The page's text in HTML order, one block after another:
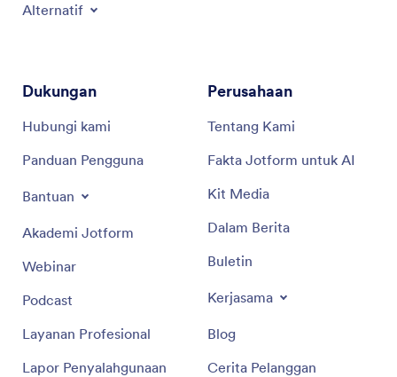
Alternatif
Dukungan
Hubungi kami
Panduan Pengguna
Bantuan
Akademi Jotform
Webinar
Podcast
Layanan Profesional
Lapor Penyalahgunaan
Perusahaan
Tentang Kami
Fakta Jotform untuk AI
Kit Media
Dalam Berita
Buletin
Kerjasama
Blog
Cerita Pelanggan